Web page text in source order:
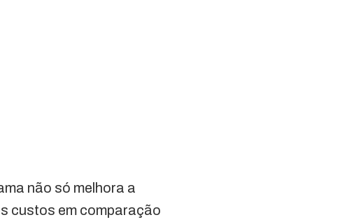
não só melhora a
custos em comparação